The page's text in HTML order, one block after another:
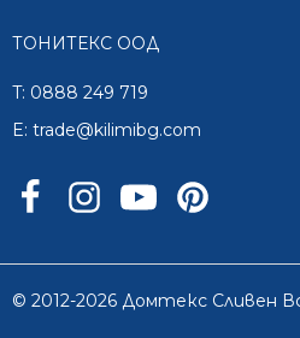
ТОНИТЕКС ООД
T: 0888 249 719
E: trade@kilimibg.com
© 2012-2026 Домтекс Сливен